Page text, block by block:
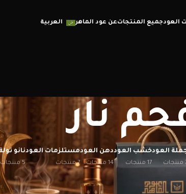
العودجميع المنتجاتعن عود الماهر العربية
نار
العودخشب العود
17 منتجات
دهن العود
14 منتجات
مستلزمات العود
7 منتجات
نانو
5 منتجات
إظهار 12
20